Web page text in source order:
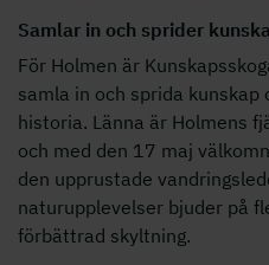
Samlar in och sprider
För Holmen är
samla in och sprida kunskap
historia. Länna är Holmens
och med den 17 maj
den upprustade
naturupplevelser bjuder på
förbättrad skyltning.